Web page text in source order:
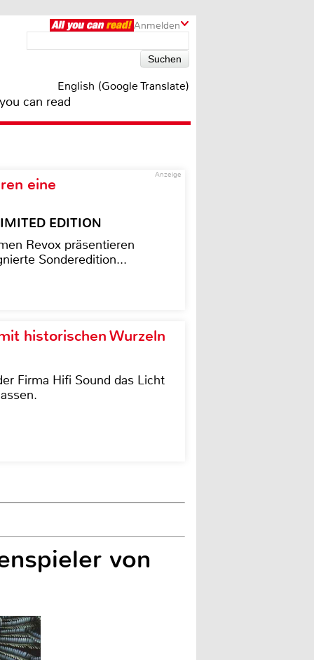
Anmelden
English (Google Translate)
can read
Anzeige
eine
EDITION
Revox präsentieren
Sonderedition...
historischen Wurzeln
Firma Hifi Sound das Licht
von